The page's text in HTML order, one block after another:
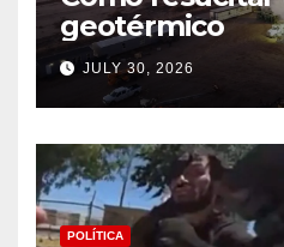
geotérmico
JULY 30, 2026
POLÍTICA